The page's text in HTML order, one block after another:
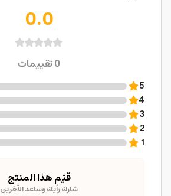
0.0
0تقييمات
5
4
3
2
1
قيّم هذا المنتج
شارك رأيك وساعد الآخرين